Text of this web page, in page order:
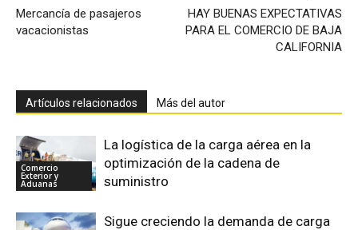
Mercancía de pasajeros
vacacionistas
HAY BUENAS EXPECTATIVAS
PARA EL COMERCIO DE BAJA
CALIFORNIA
Artículos relacionados Más del autor
Comercio
Exterior y
Aduanas
La logística de la carga aérea en la
optimización de la cadena de
suministro
Sigue creciendo la demanda de carga